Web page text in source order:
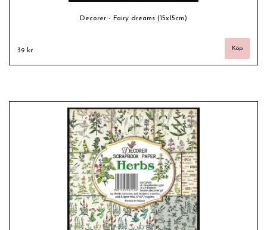
Decorer - Fairy dreams (15x15cm)
39 kr